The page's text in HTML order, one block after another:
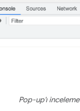
Pop-up'ı inceleme